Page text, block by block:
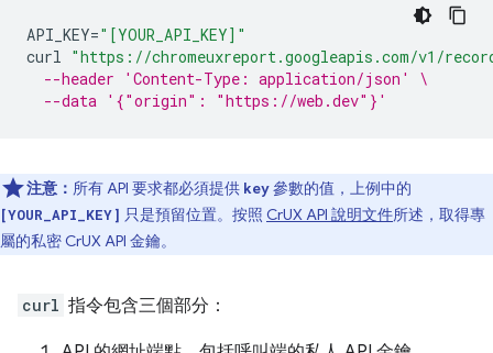
API_KEY="[YOUR_API_KEY]"
curl "https://chromeuxreport.googleapis.com/v1/
--header 'Content-Type: application/json' \
--data '{"origin": "https://web.dev"}'
注意： 所有 API 要求都必須提供 key參數的值，上例中的
[YOUR_API_KEY] 只是預留位置。按照 CrUX API 說明文件所述，取得專
屬的私密 CrUX API 金鑰。
curl 指令包含三個部分：